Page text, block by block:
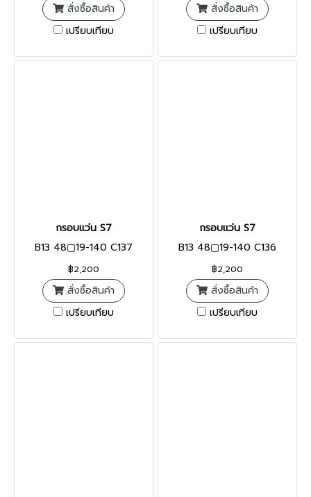
สั่งซื้อสินค้า
เปรียบเทียบ
สั่งซื้อสินค้า
เปรียบเทียบ
กรอบแว่น S7
B13 48▢19-140 C137
฿2,200
สั่งซื้อสินค้า
เปรียบเทียบ
กรอบแว่น S7
B13 48▢19-140 C136
฿2,200
สั่งซื้อสินค้า
เปรียบเทียบ